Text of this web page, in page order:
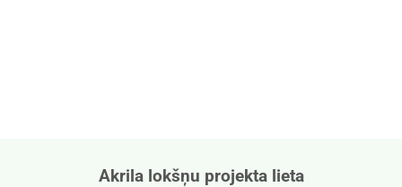
Akrila lokšņu projekta lieta